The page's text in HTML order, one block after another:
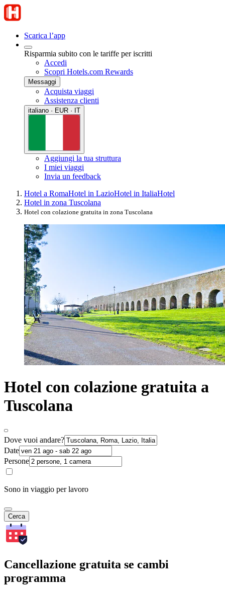
Scarica l’app
Risparmia subito con le tariffe per iscritti
Accedi
Scopri Hotels.com Rewards
Messaggi
Acquista viaggi
Assistenza clienti
italiano · EUR · IT
Aggiungi la tua struttura
I miei viaggi
Invia un feedback
Hotel a RomaHotel in LazioHotel in ItaliaHotel
Hotel in zona Tuscolana
Hotel con colazione gratuita in zona Tuscolana
Hotel con colazione gratuita a
Tuscolana
Dove vuoi andare?
Date
Persone
Sono in viaggio per lavoro
Cerca
Cancellazione gratuita se cambi
programma